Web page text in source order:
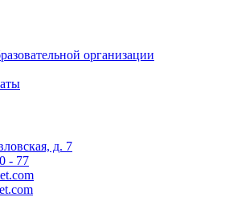
организации
д. 7
- 77